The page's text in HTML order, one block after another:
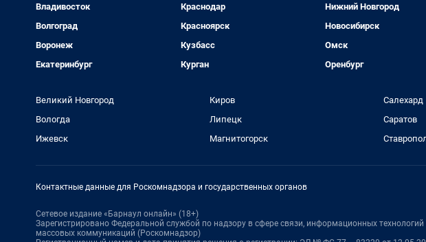
Владивосток
Волгоград
Воронеж
Екатеринбург
Краснодар
Красноярск
Кузбасс
Курган
Нижний Новгород
Новосибирск
Омск
Оренбург
Великий Новгород
Вологда
Ижевск
Киров
Липецк
Магнитогорск
Салехард
Саратов
Контактные данные для Роскомнадзора и государственных органов
Сетевое издание «Барнаул онлайн» (18+)
Зарегистрировано Федеральной службой по надзору в сфере связи, информационных технологий
массовых коммуникаций (Роскомнадзор)